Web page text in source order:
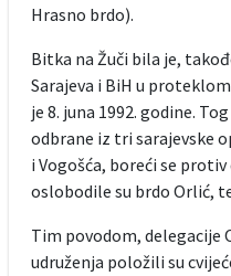
Hrasno brdo).
Bitka na Žuči bila je,
Sarajeva i BiH u
je 8. juna 1992. godine.
odbrane iz tri sarajevske
i Vogošća, boreći se
oslobodile su brdo Orlić,
Tim povodom, delegacije
udruženja položili su